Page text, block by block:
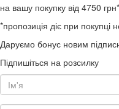
на вашу покупку від 4750 грн*
*пропозиція діє при покупці
Даруємо бонус новим
Підпишіться на розсилку